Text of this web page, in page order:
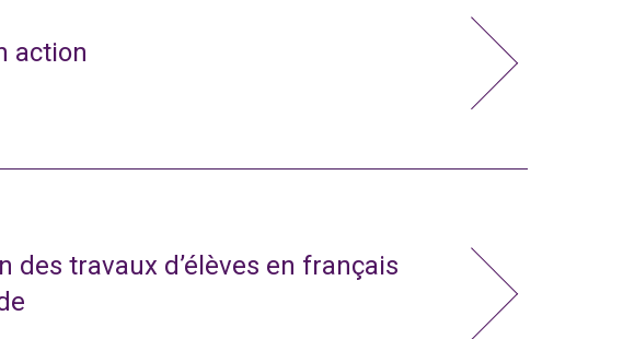
action
des travaux d’élèves en français